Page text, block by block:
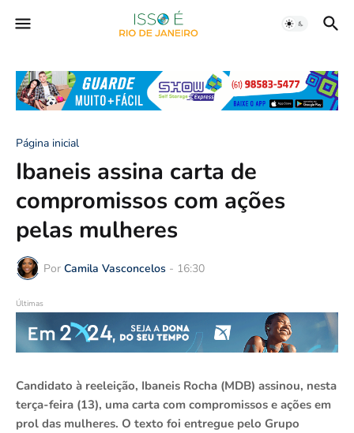
Página inicial
Ibaneis assina carta de
compromissos com ações
pelas mulheres
Por Camila Vasconcelos - 16:30
Últimas
Candidato à reeleição, Ibaneis Rocha (MDB) assinou, nesta
terça-feira (13), uma carta com compromissos e ações em
prol das mulheres. O texto foi entregue pelo Grupo